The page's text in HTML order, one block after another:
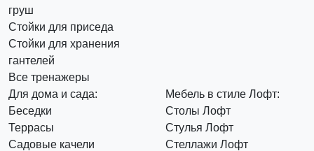
груш
Стойки для приседа
Стойки для хранения
гантелей
Все тренажеры
Для дома и сада:
Беседки
Террасы
Садовые качели
Мебель в стиле Лофт:
Столы Лофт
Стулья Лофт
Стеллажи Лофт